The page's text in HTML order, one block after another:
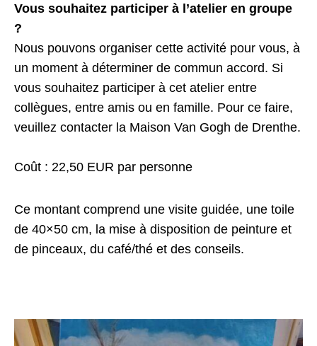
Vous souhaitez participer à l’atelier en groupe
?
Nous pouvons organiser cette activité pour vous, à
un moment à déterminer de commun accord. Si
vous souhaitez participer à cet atelier entre
collègues, entre amis ou en famille. Pour ce faire,
veuillez contacter la Maison Van Gogh de Drenthe.
Coût : 22,50 EUR par personne
Ce montant comprend une visite guidée, une toile
de 40×50 cm, la mise à disposition de peinture et
de pinceaux, du café/thé et des conseils.